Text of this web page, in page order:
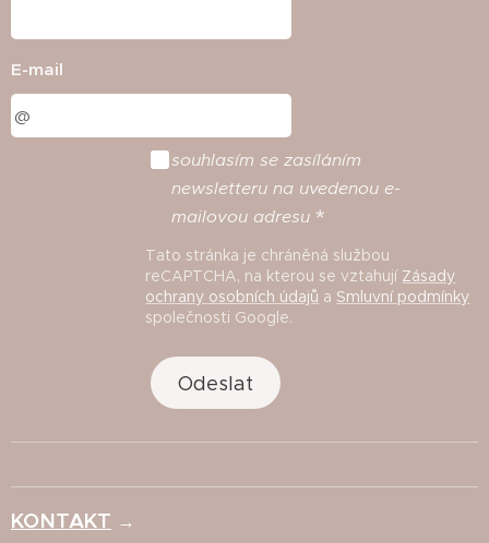
E-mail
souhlasím se zasíláním
newsletteru na uvedenou e-
mailovou adresu
Tato stránka je chráněná službou
reCAPTCHA, na kterou se vztahují Zásady
ochrany osobních údajů a Smluvní podmínky
společnosti Google.
Odeslat
KONTAKT →